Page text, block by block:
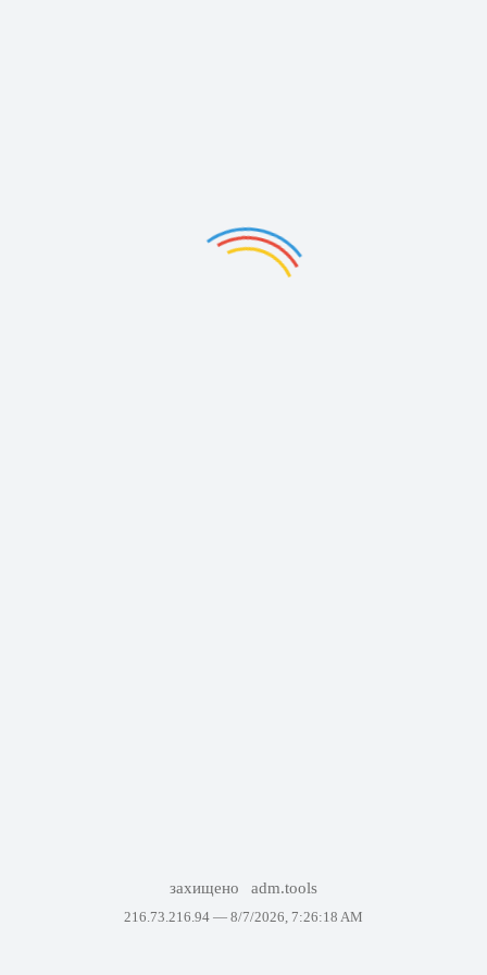
захищено adm.tools
216.73.216.94 — 8/7/2026, 7:26:18 AM